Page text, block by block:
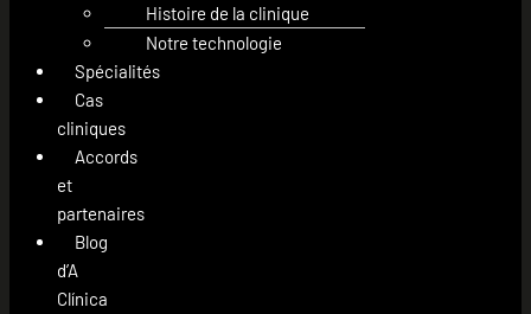
Histoire de la clinique
Notre technologie
Spécialités
Cas
cliniques
Accords
et
partenaires
Blog
d’A
Clínica